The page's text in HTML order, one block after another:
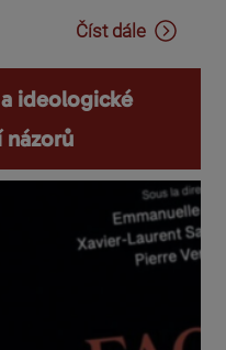
Číst dále
ideologické
názorů